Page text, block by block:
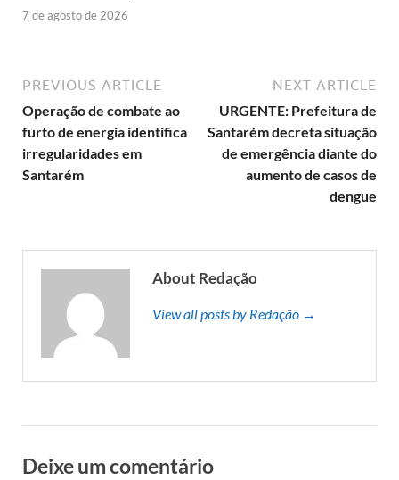
7 de agosto de 2026
PREVIOUS ARTICLE
Operação de combate ao
furto de energia identifica
irregularidades em
Santarém
NEXT ARTICLE
URGENTE: Prefeitura de
Santarém decreta situação
de emergência diante do
aumento de casos de
dengue
About Redação
View all posts by Redação →
Deixe um comentário